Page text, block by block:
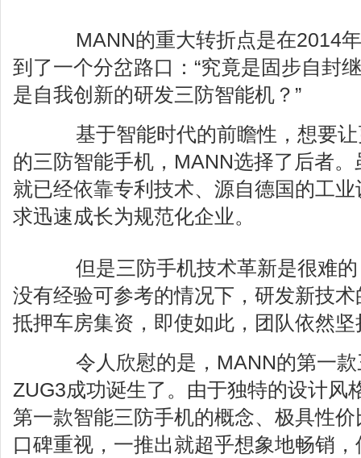
MANN的重大转折点是在2014年
到了一个分岔路口：“究竟是固步自封
是自我创新的研发三防智能机？”
基于智能时代的前瞻性，想要让
的三防智能手机，MANN选择了后者
就已经依靠专利技术、源自德国的工
求迅速成长为规范化企业。
但是三防手机技术革新是很难的
没有经验可参考的情况下，研发新技
抵押车房集资，即使如此，团队依然坚
令人欣慰的是，MANN的第一款
ZUG3成功诞生了。由于独特的设计风
第一款智能三防手机的概念、极具性
口碑重视，一推出就超乎想象地畅销